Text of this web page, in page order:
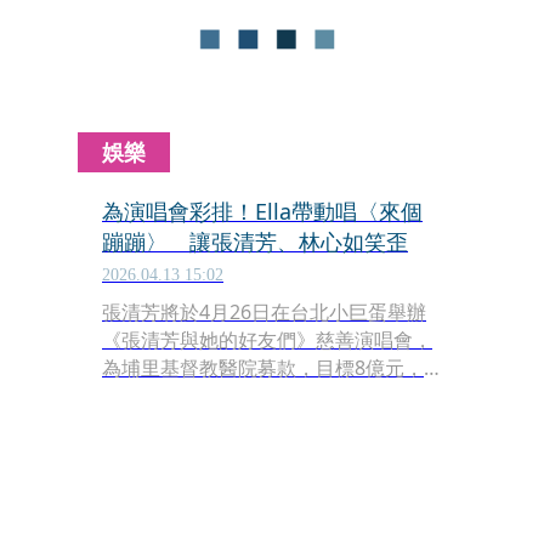
娛樂
為演唱會彩排！Ella帶動唱〈來個
蹦蹦〉 讓張清芳、林心如笑歪
2026.04.13 15:02
張清芳將於4月26日在台北小巨蛋舉辦
《張清芳與她的好友們》慈善演唱會，
為埔里基督教醫院募款，目標8億元，